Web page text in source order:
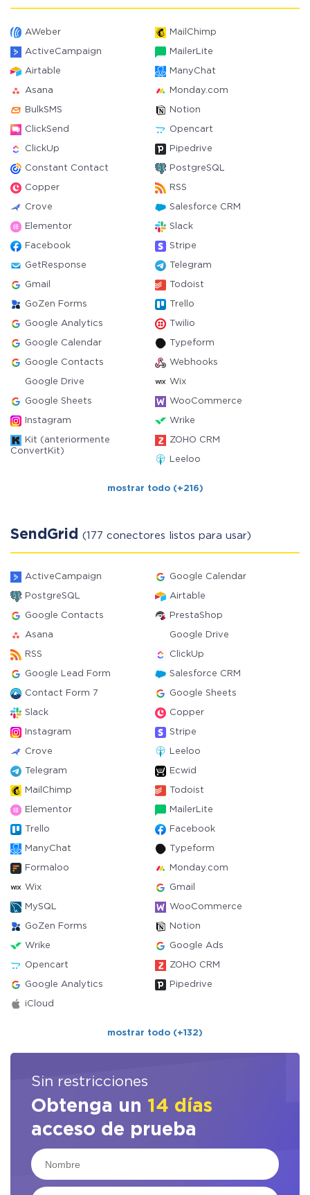
AWeber MailChimp
ActiveCampaign MailerLite
Airtable ManyChat
Asana Monday.com
BulkSMS Notion
ClickSend Opencart
ClickUp Pipedrive
Constant Contact PostgreSQL
Copper RSS
Crove Salesforce CRM
Elementor Slack
Facebook Stripe
GetResponse Telegram
Gmail Todoist
GoZen Forms Trello
Google Analytics Twilio
Google Calendar Typeform
Google Contacts Webhooks
Google Drive Wix
Google Sheets WooCommerce
Instagram Wrike
Kit (anteriormente
ConvertKit)
ZOHO CRM
Leeloo
mostrar todo (+216)
SendGrid (177 conectores listos para usar)
ActiveCampaign Google Calendar
PostgreSQL Airtable
Google Contacts PrestaShop
Asana Google Drive
RSS ClickUp
Google Lead Form Salesforce CRM
Contact Form 7 Google Sheets
Slack Copper
Instagram Stripe
Crove Leeloo
Telegram Ecwid
MailChimp Todoist
Elementor MailerLite
Trello Facebook
ManyChat Typeform
Formaloo Monday.com
Wix Gmail
MySQL WooCommerce
GoZen Forms Notion
Wrike Google Ads
Opencart ZOHO CRM
Google Analytics Pipedrive
iCloud
mostrar todo (+132)
Sin restricciones
Obtenga un 14 días
acceso de prueba